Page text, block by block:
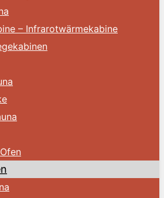
– Infrarotwärmekabine